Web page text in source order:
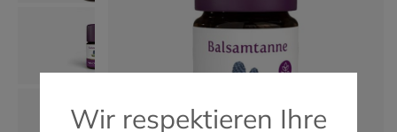
Wir respektieren Ihre